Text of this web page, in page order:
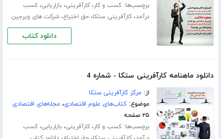
برچسب‌ها:کسب و کار،کارآفرینی،بازاریابی،کسب
درآمد،کارآفرینی ستکا،حق اختراع،شرکت های ویرجین
دانلود کتاب
دانلود ماهنامه کارآفرینی ستکا - شماره 4
از: مرکز کارآفرینی ستکا
موضوع:کتاب‌های علوم اقتصادی، مجله‌های اقتصادی
۲۵ صفحه
برچسب‌ها:کسب و کار،کارآفرینی،بازاریابی،کسب